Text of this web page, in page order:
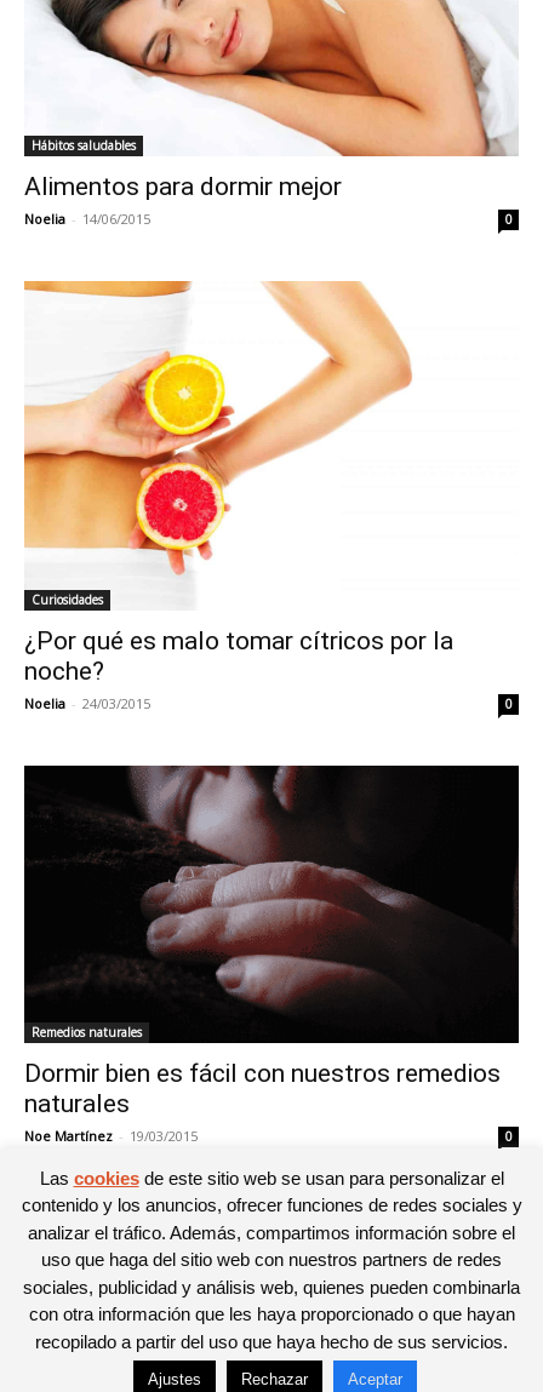
Hábitos saludables
Alimentos para dormir mejor
Noelia - 14/06/2015 0
Curiosidades
¿Por qué es malo tomar cítricos por la
noche?
Noelia - 24/03/2015 0
Remedios naturales
Dormir bien es fácil con nuestros remedios
naturales
Noe Martínez - 19/03/2015 0
1 2 3
© Newspaper WordPress Theme by TagDiv
Las cookiesde este sitio web se usan para personalizar el
contenido y los anuncios, ofrecer funciones de redes sociales y
analizar el tráfico. Además, compartimos información sobre el
uso que haga del sitio web con nuestros partners de redes
sociales, publicidad y análisis web, quienes pueden combinarla
con otra información que les haya proporcionado o que hayan
recopilado a partir del uso que haya hecho de sus servicios.
Ajustes Rechazar Aceptar